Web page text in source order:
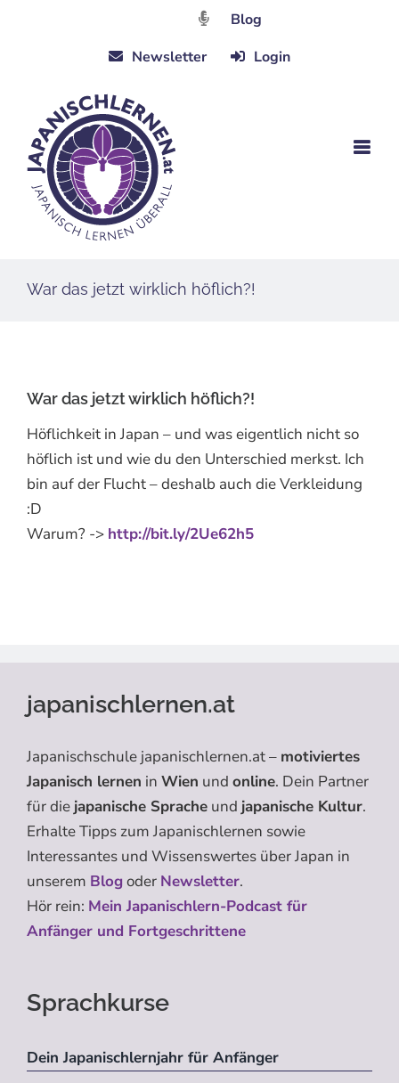
Blog
Newsletter
Login
War das jetzt wirklich höflich?!
War das jetzt wirklich höflich?!
Höflichkeit in Japan – und was eigentlich nicht so
höflich ist und wie du den Unterschied merkst. Ich
bin auf der Flucht – deshalb auch die Verkleidung
:D
Warum? -> http://bit.ly/2Ue62h5
japanischlernen.at
Japanischschule japanischlernen.at – motiviertes
Japanisch lernen in Wien und online. Dein Partner
für die japanische Sprache und japanische Kultur.
Erhalte Tipps zum Japanischlernen sowie
Interessantes und Wissenswertes über Japan in
unserem Blogoder Newsletter.
Hör rein: Mein Japanischlern-Podcast für
Anfänger und Fortgeschrittene
Sprachkurse
Dein Japanischlernjahr für Anfänger